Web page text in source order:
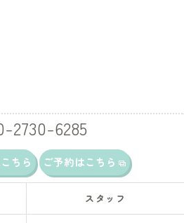
2730-6285
ちら ご予約はこちら
スタッフ